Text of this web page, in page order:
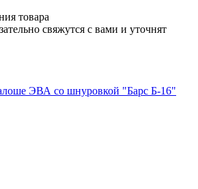
товара
свяжутся с вами и уточнят
ЭВА со шнуровкой "Барс Б-16"